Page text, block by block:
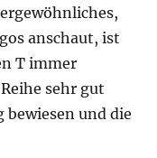
anschaut, ist
T immer
sehr gut
und die